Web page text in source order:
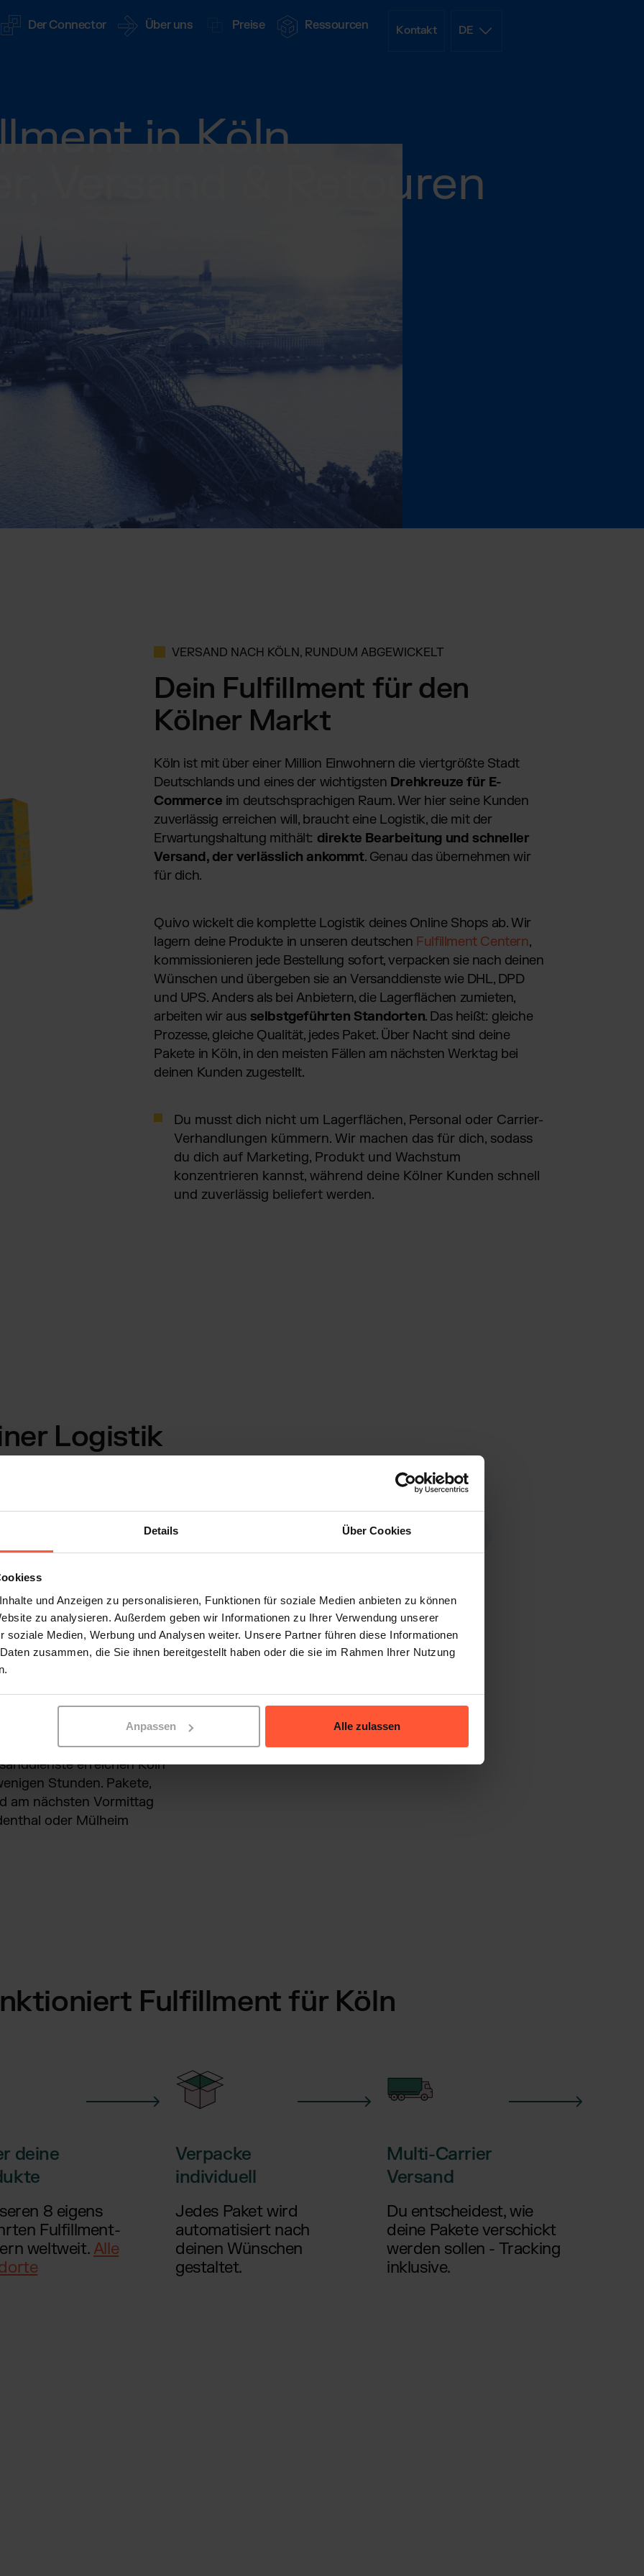
Details Über Cookies
und Anzeigen zu personalisieren, Funktionen für soziale Medien anbieten zu können
zu analysieren. Außerdem geben wir Informationen zu Ihrer Verwendung unserer
soziale Medien, Werbung und Analysen weiter. Unsere Partner führen diese Informationen
zusammen, die Sie ihnen bereitgestellt haben oder die sie im Rahmen Ihrer Nutzung
Anpassen Alle zulassen
Commerce Logistik für
Brands,
oder Seefracht
Shopify Fulfillment
Otto Fulfillment
Magento Fulfillment (Adobe Commerce)
PrestaShop Fulfillment
Strato Fulfillment
Siehe alle Integrationen
Der Connector
Innovatives Logistik-Management
Über uns
Lerne Quivo kennen
Preise Ressourcen
Beiträge, Case Studies, News
FAQ
Alle Antworten zu unseren Services
Kontakt DE
in Köln,
Versand & Retouren
VERSAND NACH KÖLN, RUNDUM ABGEWICKELT
Dein Fulfillment für den
Kölner Markt
Köln ist mit über einer Million Einwohnern die viertgrößte Stadt
Deutschlands und eines der wichtigsten Drehkreuze für E-
Commerce im deutschsprachigen Raum. Wer hier seine Kunden
zuverlässig erreichen will, braucht eine Logistik, die mit der
Erwartungshaltung mithält: direkte Bearbeitung und schneller
Versand, der verlässlich ankommt. Genau das übernehmen wir
für dich.
Quivo wickelt die komplette Logistik deines Online Shops ab. Wir
lagern deine Produkte in unseren deutschen Fulfillment Centern,
kommissionieren jede Bestellung sofort, verpacken sie nach deinen
Wünschen und übergeben sie an Versanddienste wie DHL, DPD
und UPS. Anders als bei Anbietern, die Lagerflächen zumieten,
arbeiten wir aus selbstgeführten Standorten. Das heißt: gleiche
Prozesse, gleiche Qualität, jedes Paket. Über Nacht sind deine
Pakete in Köln, in den meisten Fällen am nächsten Werktag bei
deinen Kunden zugestellt.
Du musst dich nicht um Lagerflächen, Personal oder Carrier-
Verhandlungen kümmern. Wir machen das für dich, sodass
du dich auf Marketing, Produkt und Wachstum
konzentrieren kannst, während deine Kölner Kunden schnell
und zuverlässig beliefert werden.
Logistik
Marken aus Fashion,
eine der größten
D2C Sektor rund
Rheinufer. Wer hier
dasbestmögliche
eine der
Der Kölner
, der
Frachtflughafen
einer der größten
erreichen Köln
Stunden. Pakete,
am nächsten Vormittag
oder Mülheim
Fulfillment für Köln
deine
8 eigens
Fulfillment-
weltweit. Alle
Verpacke
individuell
Jedes Paket wird
automatisiert nach
deinen Wünschen
gestaltet.
Multi-Carrier
Versand
Du entscheidest, wie
deine Pakete verschickt
werden sollen - Tracking
inklusive.